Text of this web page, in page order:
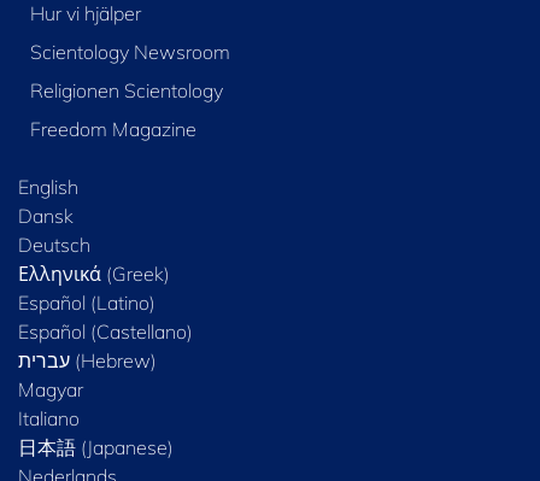
Hur vi hjälper
Scientology Newsroom
Religionen Scientology
Freedom Magazine
English
Dansk
Deutsch
Ελληνικά (Greek)
Español (Latino)
Español (Castellano)
Magyar
Italiano
日本語 (Japanese)